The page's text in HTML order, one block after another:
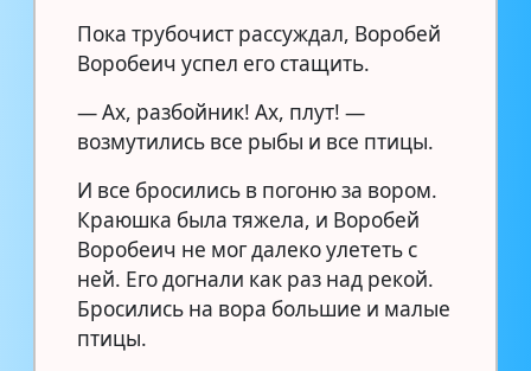
Пока трубочист рассуждал, Воробей
Воробеич успел его стащить.
— Ах, разбойник! Ах, плут! —
возмутились все рыбы и все птицы.
И все бросились в погоню за вором.
Краюшка была тяжела, и Воробей
Воробеич не мог далеко улететь с
ней. Его догнали как раз над рекой.
Бросились на вора большие и малые
птицы.